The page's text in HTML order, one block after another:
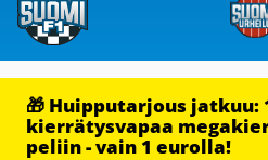
🎁 Huipputarjous jatkuu:
kierrätysvapaa
peliin - vain 1 eurolla!